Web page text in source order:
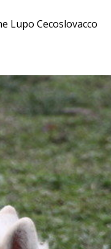
Lupo Cecoslovacco